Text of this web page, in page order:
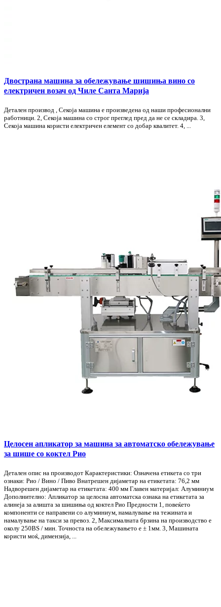
Двострана машина за обележување шишиња вино со
електричен возач од Чиле Санта Марија
Детален производ , Секоја машина е произведена од наши професионални
работници. 2, Секоја машина со строг преглед пред да не се складира. 3,
Секоја машина користи електричен елемент со добар квалитет. 4, ...
Целосен апликатор за машина за автоматско обележување
за шише со коктел Рио
Детален опис на производот Карактеристики: Означена етикета со три
ознаки: Рио / Вино / Пиво Внатрешен дијаметар на етикетата: 76,2 мм
Надворешен дијаметар на етикетата: 400 мм Главен материјал: Алуминиум
Дополнително: Апликатор за целосна автоматска ознака на етикетата за
алинеја за алишта за шишиња од коктел Рио Предности 1, повеќето
компоненти се направени со алуминиум, намалување на тежината и
намалување на такси за превоз. 2, Максималната брзина на производство е
околу 250BS / мин. Точноста на обележувањето е ± 1мм. 3, Машината
користи моќ, димензија, ...